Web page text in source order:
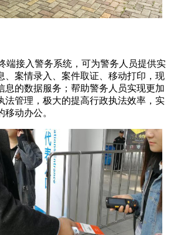
端接入警务系统，可为警务人员提供实
、案情录入、案件取证、移动打印，现
息的数据服务；帮助警务人员实现更加
法管理，极大的提高行政执法效率，实
动办公。